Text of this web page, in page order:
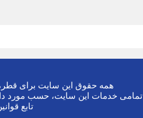
همه حقوق این سایت برای
تمامی خدمات این سایت، حسب مورد
تابع